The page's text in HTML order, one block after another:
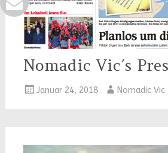
Nomadic Vic´s
Januar 24, 2018 Nomadic Vic